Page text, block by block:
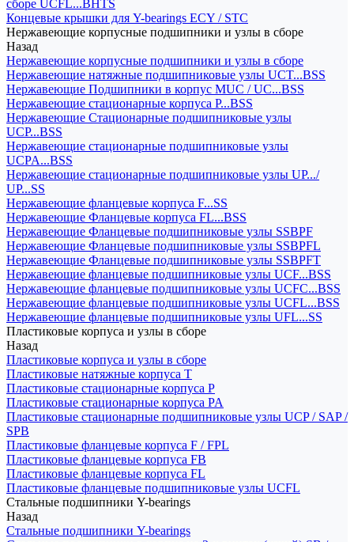
сборе UCFL...BHTS
Концевые крышки для Y-bearings ECY / STC
Нержавеющие корпусные подшипники и узлы в сборе
Назад
Нержавеющие корпусные подшипники и узлы в сборе
Нержавеющие натяжные подшипниковые узлы UCT...BSS
Нержавеющие Подшипники в корпус MUC / UC...BSS
Нержавеющие стационарные корпуса P...BSS
Нержавеющие Стационарные подшипниковые узлы
UCP...BSS
Нержавеющие стационарные подшипниковые узлы
UCPA...BSS
Нержавеющие стационарные подшипниковые узлы UP.../
UP...SS
Нержавеющие фланцевые корпуса F...SS
Нержавеющие Фланцевые корпуса FL...BSS
Нержавеющие Фланцевые подшипниковые узлы SSBPF
Нержавеющие Фланцевые подшипниковые узлы SSBPFL
Нержавеющие Фланцевые подшипниковые узлы SSBPFT
Нержавеющие фланцевые подшипниковые узлы UCF...BSS
Нержавеющие фланцевые подшипниковые узлы UCFC...BSS
Нержавеющие фланцевые подшипниковые узлы UCFL...BSS
Нержавеющие фланцевые подшипниковые узлы UFL...SS
Пластиковые корпуса и узлы в сборе
Назад
Пластиковые корпуса и узлы в сборе
Пластиковые натяжные корпуса T
Пластиковые стационарные корпуса P
Пластиковые стационарные корпуса PA
Пластиковые стационарные подшипниковые узлы UCP / SAP /
SPB
Пластиковые фланцевые корпуса F / FPL
Пластиковые фланцевые корпуса FB
Пластиковые фланцевые корпуса FL
Пластиковые фланцевые подшипниковые узлы UCFL
Стальные подшипники Y-bearings
Назад
Стальные подшипники Y-bearings